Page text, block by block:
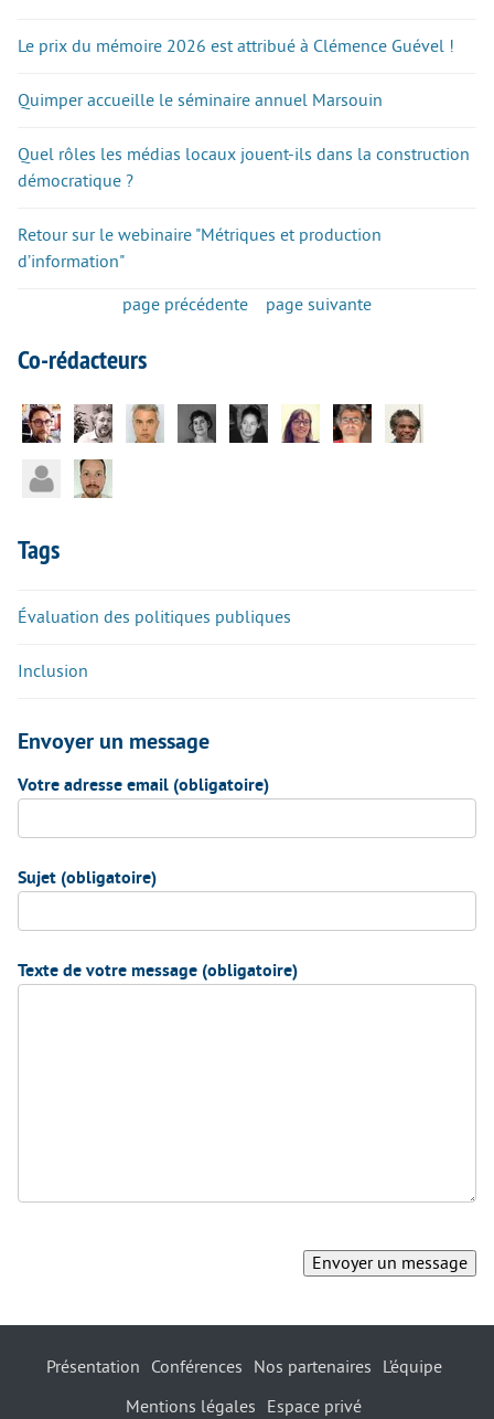
Le prix du mémoire 2026 est attribué à Clémence Guével !
Quimper accueille le séminaire annuel Marsouin
Quel rôles les médias locaux jouent-ils dans la construction
démocratique ?
Retour sur le webinaire "Métriques et production
d’information"
page précédente page suivante
Co-rédacteurs
Tags
Évaluation des politiques publiques
Inclusion
Envoyer un message
Votre adresse email (obligatoire)
Sujet (obligatoire)
Texte de votre message (obligatoire)
Présentation Conférences Nos partenaires
L’équipe
Mentions légales
Espace privé